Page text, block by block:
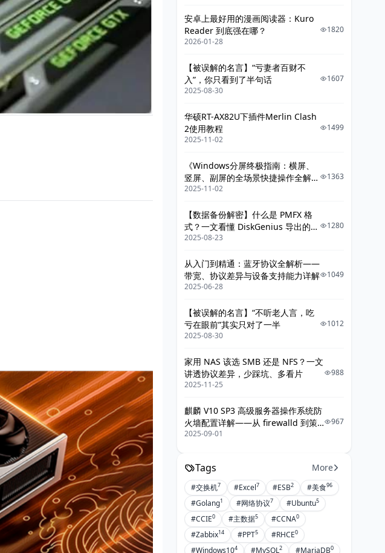
安卓上最好用的漫画阅读器：Kuro
Reader 到底强在哪？
2026-01-28
1820
【被误解的名言】“亏妻者百财不
入”，你只看到了半句话
2025-08-30
1607
华硕RT-AX82U下插件Merlin Clash
2使用教程
2025-11-02
1499
《Windows分屏终极指南：横屏、
竖屏、副屏的全场景快捷操作全解
析》
2025-11-02
1363
【数据备份解密】什么是 PMFX 格
式？一文看懂 DiskGenius 导出的整
机系统镜像
2025-08-23
1280
从入门到精通：蓝牙协议全解析——
带宽、协议差异与设备支持能力详解
2025-06-28
1049
【被误解的名言】“不听老人言，吃
亏在眼前”其实只对了一半
2025-08-30
1012
家用 NAS 该选 SMB 还是 NFS？一文
讲透协议差异，少踩坑、多看片
2025-11-25
988
麒麟 V10 SP3 高级服务器操作系统防
火墙配置详解——从 firewalld 到策
略落地的最佳实践
2025-09-01
967
Tags More
#交换机7 #Excel7 #ESB2 #美食96
#Golang1 #网络协议7 #Ubuntu5
#CCIE0 #主数据5 #CCNA0
#Zabbix14 #PPT5 #RHCE0
#Windows104 #MySQL2 #MariaDB0